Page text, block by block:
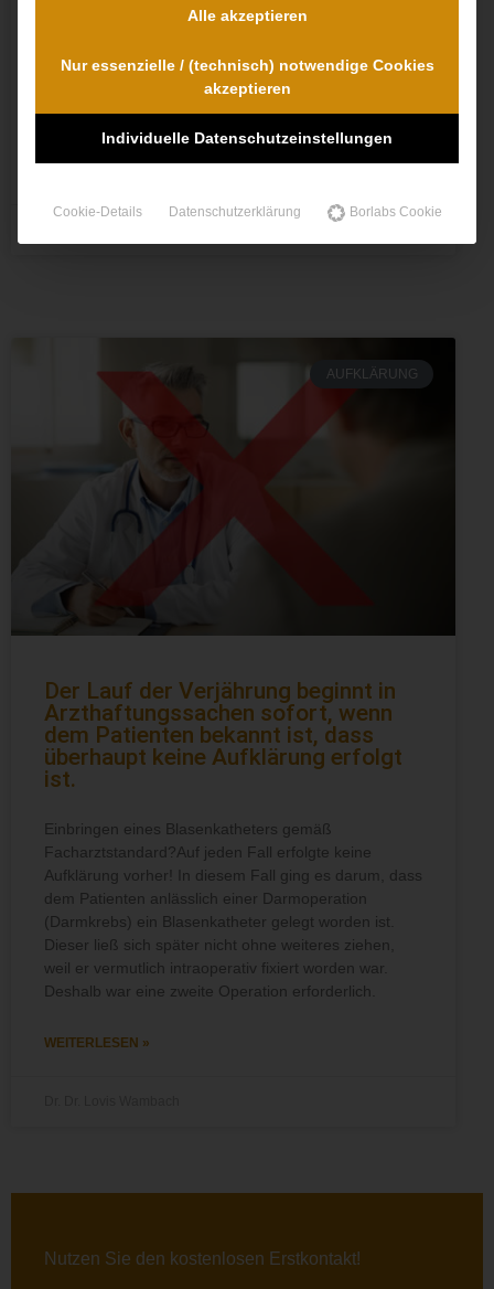
Katheterablation durchgeführt. Die Behandlung fußt
wird, da es falsche elektrische Impulse sendet.
Hierbei werden gezielt Narben gesetzt, um auf diese
Weise die Weiterleitung der falschen
AUFKLÄRUNG
Der Lauf der Verjährung beginnt in
Arzthaftungssachen sofort, wenn
dem Patienten bekannt ist, dass
überhaupt keine Aufklärung erfolgt
ist.
Einbringen eines Blasenkatheters gemäß
Facharztstandard?Auf jeden Fall erfolgte keine
Aufklärung vorher! In diesem Fall ging es darum, dass
dem Patienten anlässlich einer Darmoperation
(Darmkrebs) ein Blasenkatheter gelegt worden ist.
Dieser ließ sich später nicht ohne weiteres ziehen,
weil er vermutlich intraoperativ fixiert worden war.
Deshalb war eine zweite Operation erforderlich.
WEITERLESEN »
Nutzen Sie den kostenlosen Erstkontakt!
Alle akzeptieren
Nur essenzielle / (technisch) notwendige Cookies
akzeptieren
Individuelle Datenschutzeinstellungen
Cookie-Details Datenschutzerklärung Borlabs Cookie